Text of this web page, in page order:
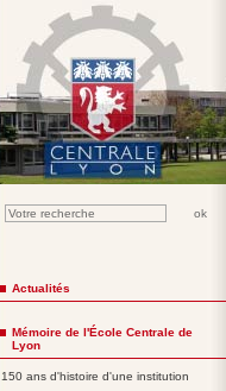
Actualités
Mémoire de l'École Centrale de
Lyon
150 ans d'histoire d'une institution